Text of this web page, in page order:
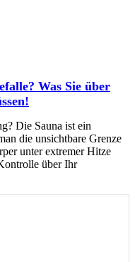
Was Sie über
Die Sauna ist ein
die unsichtbare Grenze
unter extremer Hitze
über Ihr